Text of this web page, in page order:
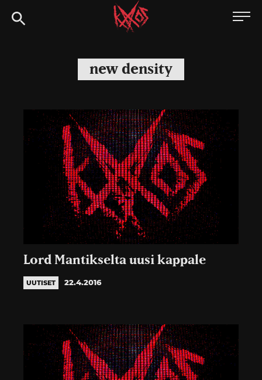
Siirry
suoraan
Kaaoszine
new density
Lord Mantikselta uusi kappale
UUTISET 22.4.2016